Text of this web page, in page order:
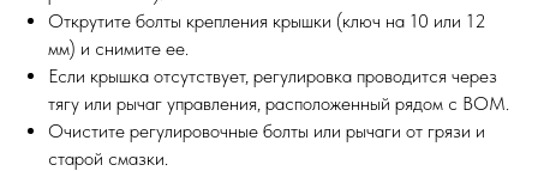
Открутите болты крепления крышки (ключ на 10 или 12
мм) и снимите ее.
Если крышка отсутствует, регулировка проводится через
тягу или рычаг управления, расположенный рядом с ВОМ.
Очистите регулировочные болты или рычаги от грязи и
старой смазки.